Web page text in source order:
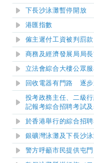
下長沙泳灘暫停開放
港匯指數
僱主遲付工資被判罰款
商務及經濟發展局局
立法會綜合大樓公眾
回收電器有門路 逐步
投考政務主任、二級
記報考綜合招聘考試
於香港舉行的綜合招
銀礦灣泳灘及下長沙
警方呼籲市民提供屯